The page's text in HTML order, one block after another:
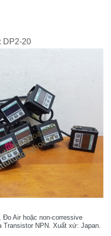
DP2-20
Đo Air hoặc non-corressive
Transistor NPN. Xuất xứ: Japan.